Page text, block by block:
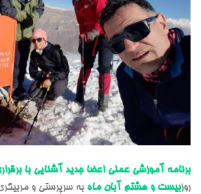
برنامه آموزشی عملی اعضا جدید آشنایی با
روزبیست و هشتم آبان ماه به سرپرستی و